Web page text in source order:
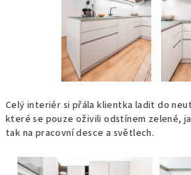
Celý interiér si přála klientka ladit do
které se pouze oživili odstínem zelené,
tak na pracovní desce a světlech.